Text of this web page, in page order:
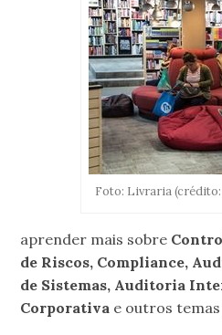
Foto: Livraria
aprender mais sobre
de Riscos, Compliance,
de Sistemas, Auditoria
Corporativa e outros